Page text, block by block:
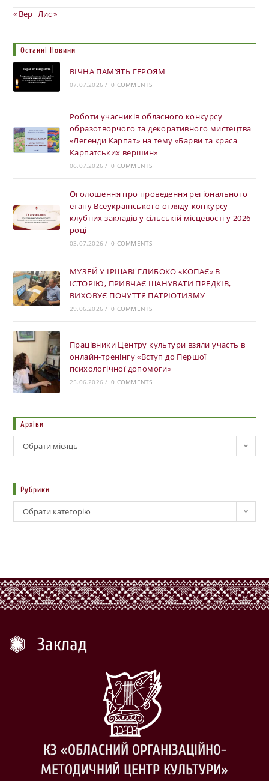
« Вер Лис »
Останні Новини
ВІЧНА ПАМ’ЯТЬ ГЕРОЯМ
07.07.2026 / 0 COMMENTS
Роботи учасників обласного конкурсу
образотворчого та декоративного мистецтва
«Легенди Карпат» на тему «Барви та краса
Карпатських вершин»
06.07.2026 / 0 COMMENTS
Оголошення про проведення регіонального
етапу Всеукраїнського огляду-конкурсу
клубних закладів у сільській місцевості у 2026
році
03.07.2026 / 0 COMMENTS
МУЗЕЙ У ІРШАВІ ГЛИБОКО «КОПАЄ» В
ІСТОРІЮ, ПРИВЧАЄ ШАНУВАТИ ПРЕДКІВ,
ВИХОВУЄ ПОЧУТТЯ ПАТРІОТИЗМУ
29.06.2026 / 0 COMMENTS
Працівники Центру культури взяли участь в
онлайн-тренінгу «Вступ до Першої
психологічної допомоги»
25.06.2026 / 0 COMMENTS
Архіви
Обрати місяць
Рубрики
Обрати категорію
Заклад
КЗ «ОБЛАСНИЙ ОРГАНІЗАЦІЙНО-
МЕТОДИЧНИЙ ЦЕНТР КУЛЬТУРИ»